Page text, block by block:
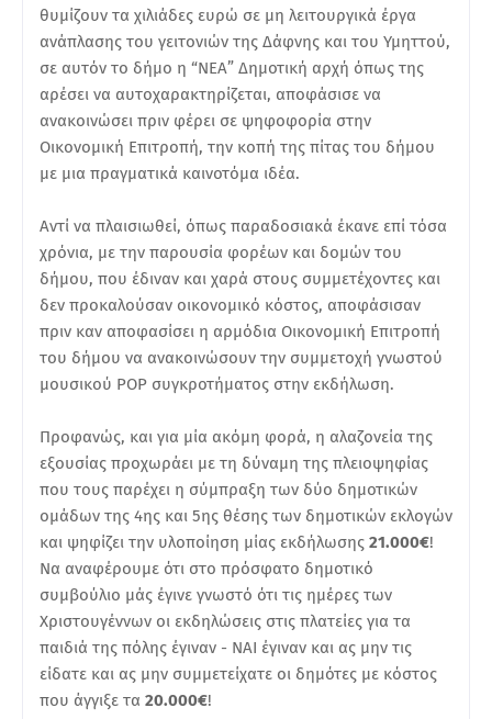
θυμίζουν τα χιλιάδες ευρώ σε μη λειτουργικά έργα
ανάπλασης του γειτονιών της Δάφνης και του Υμηττού,
σε αυτόν το δήμο η “ΝΕΑ” Δημοτική αρχή όπως της
αρέσει να αυτοχαρακτηρίζεται, αποφάσισε να
ανακοινώσει πριν φέρει σε ψηφοφορία στην
Οικονομική Επιτροπή, την κοπή της πίτας του δήμου
με μια πραγματικά καινοτόμα ιδέα.
Αντί να πλαισιωθεί, όπως παραδοσιακά έκανε επί τόσα
χρόνια, με την παρουσία φορέων και δομών του
δήμου, που έδιναν και χαρά στους συμμετέχοντες και
δεν προκαλούσαν οικονομικό κόστος, αποφάσισαν
πριν καν αποφασίσει η αρμόδια Οικονομική Επιτροπή
του δήμου να ανακοινώσουν την συμμετοχή γνωστού
μουσικού POP συγκροτήματος στην εκδήλωση.
Προφανώς, και για μία ακόμη φορά, η αλαζονεία της
εξουσίας προχωράει με τη δύναμη της πλειοψηφίας
που τους παρέχει η σύμπραξη των δύο δημοτικών
ομάδων της 4ης και 5ης θέσης των δημοτικών εκλογών
και ψηφίζει την υλοποίηση μίας εκδήλωσης 21.000€!
Να αναφέρουμε ότι στο πρόσφατο δημοτικό
συμβούλιο μάς έγινε γνωστό ότι τις ημέρες των
Χριστουγέννων οι εκδηλώσεις στις πλατείες για τα
παιδιά της πόλης έγιναν - ΝΑΙ έγιναν και ας μην τις
είδατε και ας μην συμμετείχατε οι δημότες με κόστος
που άγγιξε τα 20.000€!